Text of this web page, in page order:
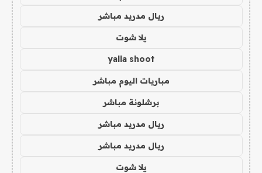
ريال مدريد مباشر
يلا شوت
yalla shoot
مباريات اليوم مباشر
برشلونة مباشر
ريال مدريد مباشر
ريال مدريد مباشر
يلا شوت